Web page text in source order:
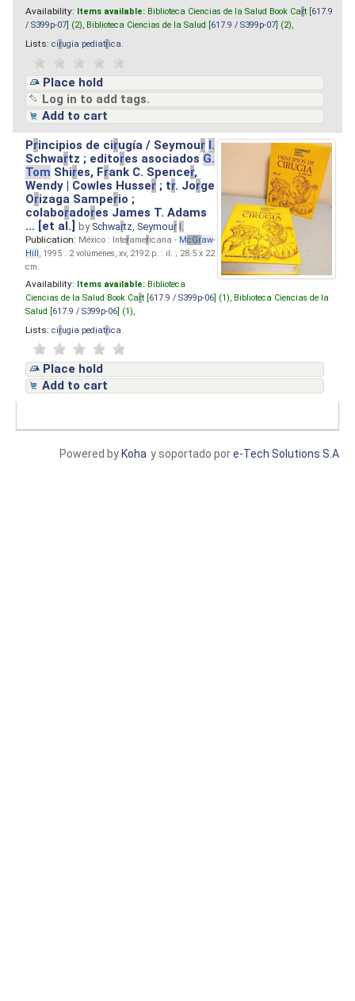
Availability: Items available: Biblioteca Ciencias de la Salud Book Cart [ 617.9
/ S399p-07 ] (2), Biblioteca Ciencias de la Salud [ 617.9 / S399p-07 ] (2),
Lists: cirugia pediatrica
Place hold
Log in to add tags.
Add to cart
Principios de cirugía / Seymour I.
Schwartz ; editores asociados G.
Tom Shires, Frank C. Spencer,
Wendy | Cowles Husser ; tr. Jorge
Orizaga Samperio ;
colaboradores James T. Adams
... [et al.]by Schwartz, Seymour I.
Publication: México : Interamericana - McGraw-
Hill, 1995 . 2 volúmenes, xv, 2192 p. : il. ; 28.5 x 22
cm.
Availability: Items available: Biblioteca
Ciencias de la Salud Book Cart [ 617.9 / S399p-06 ] (1), Biblioteca Ciencias de la
Salud [ 617.9 / S399p-06 ] (1),
Lists: cirugia pediatrica
Place hold
Add to cart
y soportado pore-Tech Solutions S.A
Powered by Koha